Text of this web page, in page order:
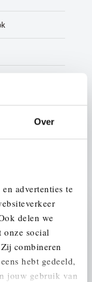
Over
advertenties te
delen we
social
combineren
hebt gedeeld,
jouw gebruik van
Stap 1 van 3